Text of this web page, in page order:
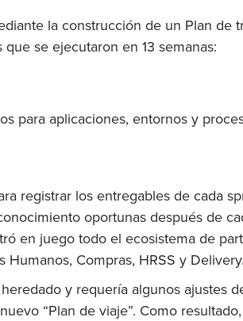
la construcción de un Plan de
se ejecutaron en 13 semanas:
para aplicaciones, entornos y
registrar los entregables de cada
oportunas después de
en juego todo el ecosistema de
Compras, HRSS y Delivery.
y requería algunos ajustes
“Plan de viaje”. Como